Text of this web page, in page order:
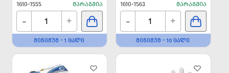
1610-1555 ᲛᲐᲠᲐᲒᲨᲘᲐ
- +
ᲛᲘᲜᲘᲛᲣᲛ - 1 ᲪᲐᲚᲘ
1610-1563 ᲛᲐᲠᲐᲒᲨᲘᲐ
- +
ᲛᲘᲜᲘᲛᲣᲛ - 10 ᲪᲐᲚᲘ